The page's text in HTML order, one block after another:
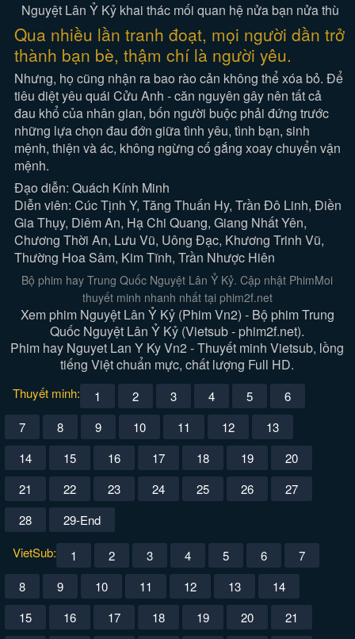
Nguyệt Lân Ỷ Kỷ khai thác mối quan hệ nửa bạn nửa thù
Qua nhiều lần tranh đoạt, mọi người dần trở
thành bạn bè, thậm chí là người yêu.
Nhưng, họ cũng nhận ra bao rào cản không thể xóa bỏ. Để
tiêu diệt yêu quái Cửu Anh - căn nguyên gây nên tất cả
đau khổ của nhân gian, bốn người buộc phải đứng trước
những lựa chọn đau đớn giữa tình yêu, tình bạn, sinh
mệnh, thiện và ác, không ngừng cố gắng xoay chuyển vận
mệnh.
Đạo diễn: Quách Kính Minh
Diễn viên: Cúc Tịnh Y, Tăng Thuấn Hy, Trần Đô Linh, Điền
Gia Thụy, Diêm An, Hạ Chi Quang, Giang Nhất Yên,
Chương Thời An, Lưu Vũ, Uông Đạc, Khương Trinh Vũ,
Thường Hoa Sâm, Kim Tĩnh, Trần Nhược Hiên
Bộ phim hay Trung Quốc Nguyệt Lân Ỷ Kỷ. Cập nhật PhimMoi
thuyết minh nhanh nhất tại phim2f.net
Xem phim Nguyệt Lân Ỷ Kỷ (Phim Vn2) - Bộ phim Trung
Quốc Nguyệt Lân Ỷ Kỷ (Vietsub - phim2f.net).
Phim hay Nguyet Lan Y Ky Vn2 - Thuyết minh Vietsub, lồng
tiếng Việt chuẩn mực, chất lượng Full HD.
Thuyết minh: 1 2 3 4 5
6
7
8 9 10 11 12
13
14
15 16 17 18 19
20
21
22 23 24 25 26
27
28
29-End
VietSub:
1 2 3 4 5 6
7
8
9 10 11 12 13
14
15
16 17 18 19 20
21